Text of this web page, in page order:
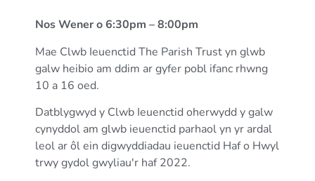
Nos Wener o 6:30pm – 8:00pm
Mae Clwb Ieuenctid The Parish Trust yn glwb
galw heibio am ddim ar gyfer pobl ifanc rhwng
10 a 16 oed.
Datblygwyd y Clwb Ieuenctid oherwydd y galw
cynyddol am glwb ieuenctid parhaol yn yr ardal
leol ar ôl ein digwyddiadau ieuenctid Haf o Hwyl
trwy gydol gwyliau'r haf 2022.